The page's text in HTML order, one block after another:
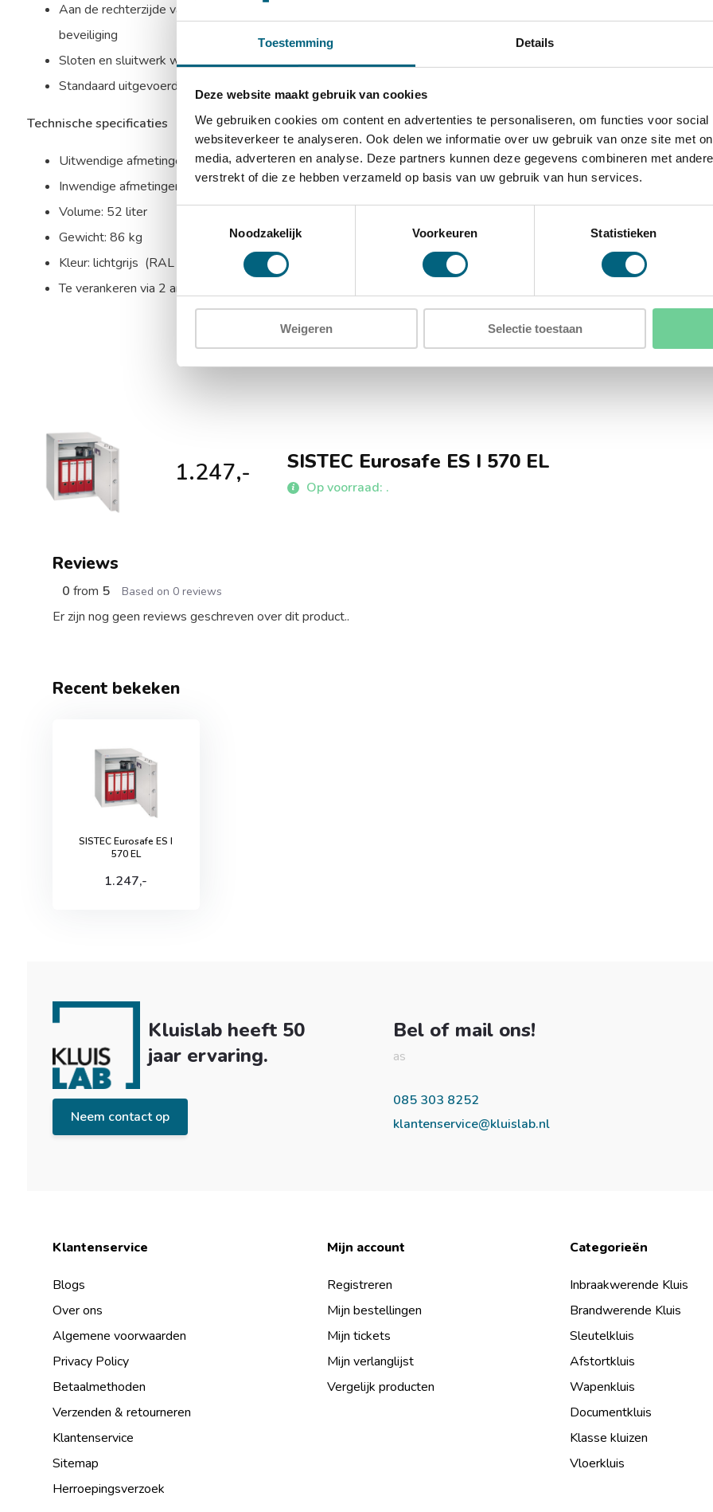
Toestemming Details
Deze website maakt gebruik van cookies
We gebruiken cookies om content en advertenties te personaliseren, om functies voor
websiteverkeer te analyseren. Ook delen we informatie over uw gebruik van onze site met
media, adverteren en analyse. Deze partners kunnen deze gegevens combineren met
verstrekt of die ze hebben verzameld op basis van uw gebruik van hun services.
Noodzakelijk
Voorkeuren Statistieken
Weigeren Selectie toestaan
Aan de rechterzijde valt een blinde schoot in de sponning van de kluis voor extra
beveiliging
Sloten en sluitwerk worden beschermd door mangaanstalen harde platen en relockers
Standaard uitgevoerd met 1 in hoogte verstelbaar uitneembaar legbord
Technische specificaties
Uitwendige afmetingen: 570 x 450 x 400 mm (HxBxD)
Inwendige afmetingen: 480 x 360 x 300 mm (HxBxD)
Volume: 52 liter
Gewicht: 86 kg
Kleur: lichtgrijs (RAL 7035)
Te verankeren via 2 ankergaten in de bodem en 2 ankergaten in de achterwand
1.247,- SISTEC Eurosafe ES I 570 EL
Op voorraad: .
Reviews
0 from 5 Based on 0 reviews
Er zijn nog geen reviews geschreven over dit product..
Recent bekeken
SISTEC Eurosafe ES I
570 EL
1.247,-
Kluislab heeft 50
jaar ervaring.
Neem contact op
Bel of mail ons!
as
085 303 8252
klantenservice@kluislab.nl
Klantenservice
Blogs
Over ons
Algemene voorwaarden
Privacy Policy
Betaalmethoden
Verzenden & retourneren
Klantenservice
Sitemap
Herroepingsverzoek
Mijn account
Registreren
Mijn bestellingen
Mijn tickets
Mijn verlanglijst
Vergelijk producten
Categorieën
Inbraakwerende Kluis
Brandwerende Kluis
Sleutelkluis
Afstortkluis
Wapenkluis
Documentkluis
Klasse kluizen
Vloerkluis